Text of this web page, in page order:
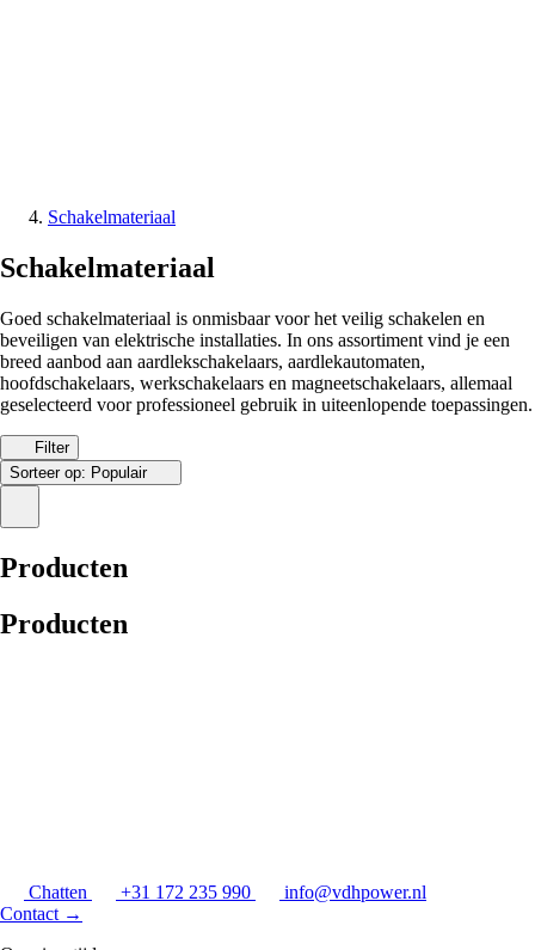
Schakelmateriaal
Schakelmateriaal
Goed schakelmateriaal is onmisbaar voor het veilig schakelen en
beveiligen van elektrische installaties. In ons assortiment vind je een
breed aanbod aan aardlekschakelaars, aardlekautomaten,
hoofdschakelaars, werkschakelaars en magneetschakelaars, allemaal
geselecteerd voor professioneel gebruik in uiteenlopende toepassingen.
Filter
Sorteer op: Populair
Producten
Producten
Chatten +31 172 235 990
info@vdhpower.nl
Contact →